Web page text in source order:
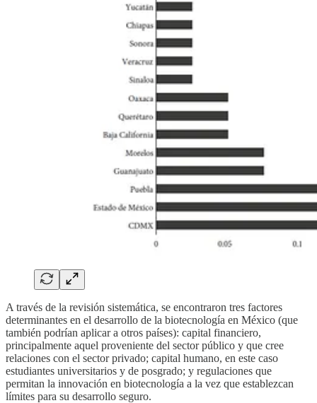
A través de la revisión sistemática, se encontraron tres factores
determinantes en el desarrollo de la biotecnología en México (que
también podrían aplicar a otros países): capital financiero,
principalmente aquel proveniente del sector público y que cree
relaciones con el sector privado; capital humano, en este caso
estudiantes universitarios y de posgrado; y regulaciones que
permitan la innovación en biotecnología a la vez que establezcan
límites para su desarrollo seguro.